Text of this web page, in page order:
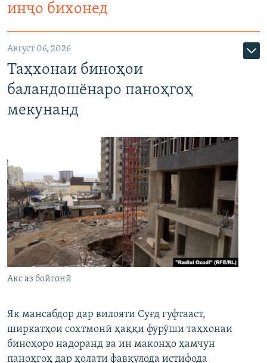
инҷо бихонед
Август 06, 2026
Таҳхонаи биноҳои
баландошёнаро паноҳгоҳ
мекунанд
Акс аз бойгонӣ
Як мансабдор дар вилояти Суғд гуфтааст,
ширкатҳои сохтмонӣ ҳаққи фурӯши таҳхонаи
биноҳоро надоранд ва ин маконҳо ҳамчун
паноҳгоҳ дар ҳолати фавқулода истифода